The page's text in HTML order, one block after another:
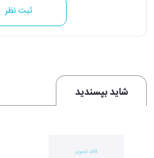
ثبت نظر
شاید بپسندید